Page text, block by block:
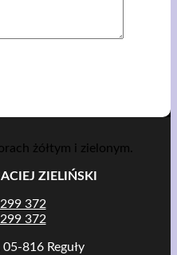
ZIELIŃSKI
372
372
816 Reguły